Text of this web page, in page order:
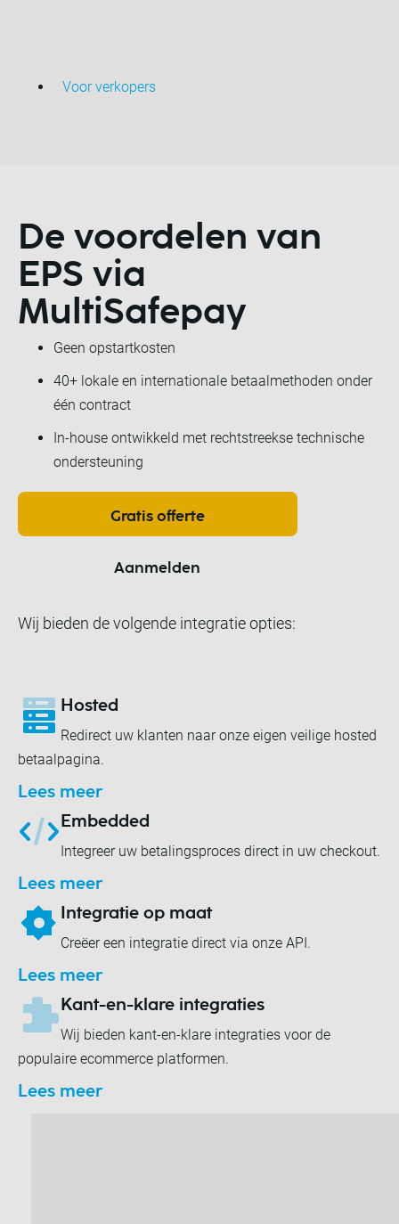
Voor verkopers
De voordelen van
EPS via
MultiSafepay
Geen opstartkosten
40+ lokale en internationale betaalmethoden onder
één contract
In-house ontwikkeld met rechtstreekse technische
ondersteuning
Gratis offerte
Aanmelden
Wij bieden de volgende integratie opties:
Hosted
Redirect uw klanten naar onze eigen veilige hosted
betaalpagina.
Lees meer
Embedded
Integreer uw betalingsproces direct in uw checkout.
Lees meer
Integratie op maat
Creëer een integratie direct via onze API.
Lees meer
Kant-en-klare integraties
Wij bieden kant-en-klare integraties voor de
populaire ecommerce platformen.
Lees meer